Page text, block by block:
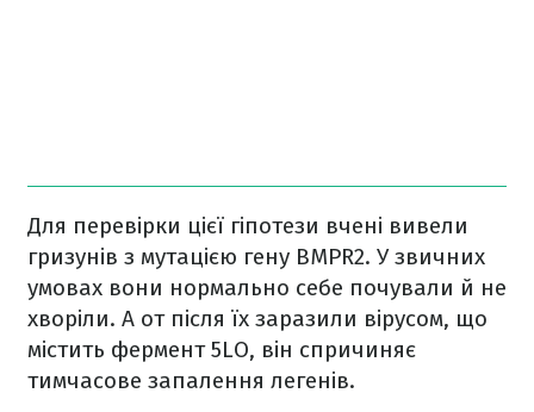
Для перевірки цієї гіпотези вчені вивели
гризунів з мутацією гену BMPR2. У звичних
умовах вони нормально себе почували й не
хворіли. А от після їх заразили вірусом, що
містить фермент 5LO, він спричиняє
тимчасове запалення легенів.